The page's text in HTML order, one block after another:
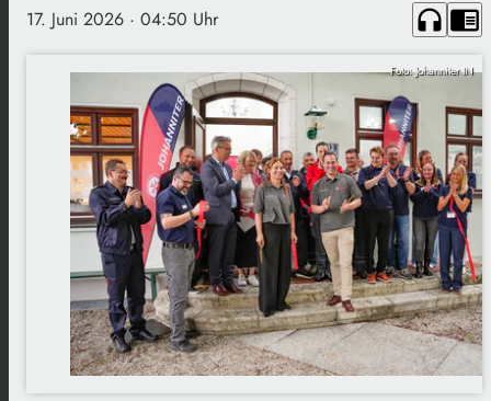
17. Juni 2026 · 04:50 Uhr headphones chrome_reader_mode
Foto: Johanniter IN